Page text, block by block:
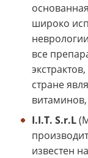
широко
все
стране
I.I.T. S.r.L
известен